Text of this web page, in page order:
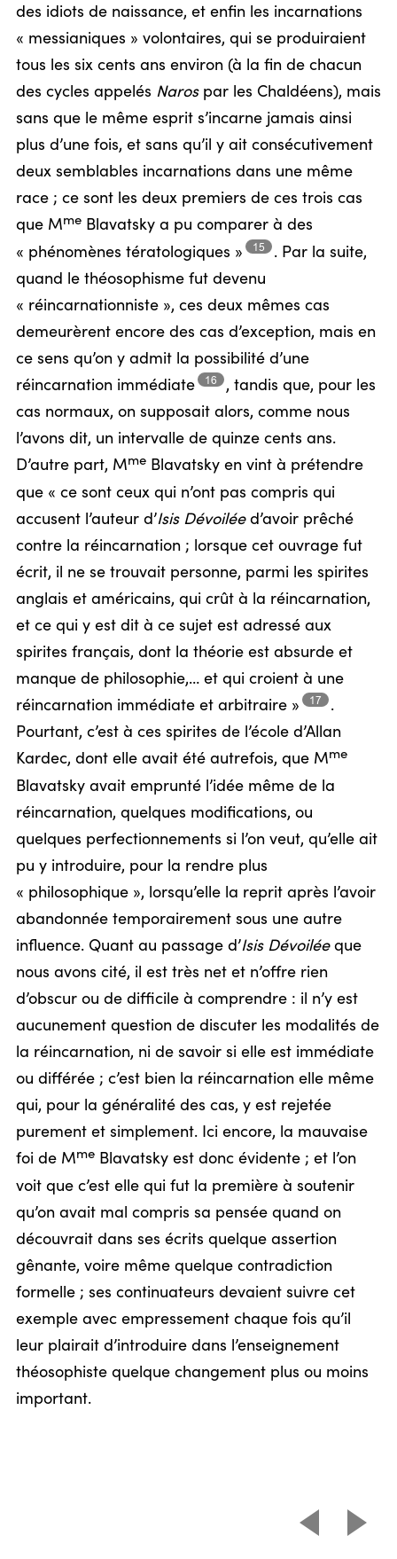
des idiots de naissance, et enfin les incarnations
« messianiques » volontaires, qui se produiraient
tous les six cents ans environ (à la fin de chacun
des cycles appelés Narospar les Chaldéens), mais
sans que le même esprit s’incarne jamais ainsi
plus d’une fois, et sans qu’il y ait consécutivement
deux semblables incarnations dans une même
race ; ce sont les deux premiers de ces trois cas
que Mme Blavatsky a pu comparer à des
« phénomènes tératologiques » 15 .Par la suite,
quand le théosophisme fut devenu
« réincarnationniste », ces deux mêmes cas
demeurèrent encore des cas d’exception, mais en
ce sens qu’on y admit la possibilité d’une
réincarnation immédiate 16 , tandis que, pour les
cas normaux, on supposait alors, comme nous
l’avons dit, un intervalle de quinze cents ans.
D’autre part, Mme Blavatsky en vint à prétendre
que « ce sont ceux qui n’ont pas compris qui
accusent l’auteur d’Isis Dévoiléed’avoir prêché
contre la réincarnation ; lorsque cet ouvrage fut
écrit, il ne se trouvait personne, parmi les spirites
anglais et américains, qui crût à la réincarnation,
et ce qui y est dit à ce sujet est adressé aux
spirites français, dont la théorie est absurde et
manque de philosophie,… et qui croient à une
réincarnation immédiate et arbitraire » 17
.
Pourtant, c’est à ces spirites de l’école d’Allan
Kardec, dont elle avait été autrefois, que Mme
Blavatsky avait emprunté l’idée même de la
réincarnation, quelques modifications, ou
quelques perfectionnements si l’on veut, qu’elle ait
pu y introduire, pour la rendre plus
« philosophique », lorsqu’elle la reprit après l’avoir
abandonnée temporairement sous une autre
influence. Quant au passage d’Isis Dévoiléeque
nous avons cité, il est très net et n’offre rien
d’obscur ou de difficile à comprendre : il n’y est
aucunement question de discuter les modalités de
la réincarnation, ni de savoir si elle est immédiate
ou différée ; c’est bien la réincarnation elle même
qui, pour la généralité des cas, y est rejetée
purement et simplement. Ici encore, la mauvaise
foi de Mme Blavatsky est donc évidente ; et l’on
voit que c’est elle qui fut la première à soutenir
qu’on avait mal compris sa pensée quand on
découvrait dans ses écrits quelque assertion
gênante, voire même quelque contradiction
formelle ; ses continuateurs devaient suivre cet
exemple avec empressement chaque fois qu’il
leur plairait d’introduire dans l’enseignement
théosophiste quelque changement plus ou moins
important.